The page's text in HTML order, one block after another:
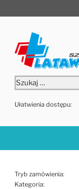
do
Szukaj:
Ułatwienia dostępu:
Tryb zamówienia:
Kategoria: